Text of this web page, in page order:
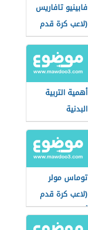
فابينيو تافاريس
(لاعب كرة قدم
برازيلي)
أهمية التربية
البدنية
توماس مولر
(لاعب كرة قدم
ألماني)